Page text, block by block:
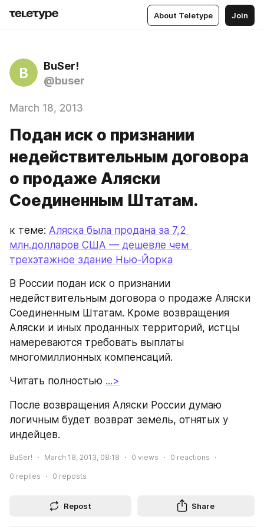
About Teletype Join
B
BuSer!
@buser
March 18, 2013
Подан иск о признании
недействительным договора
о продаже Аляски
Соединенным Штатам.
к теме: Аляска была продана за 7,2
млн.долларов США — дешевле чем
трехэтажное здание Нью-Йорка
В России подан иск о признании
недействительным договора о продаже Аляски
Соединенным Штатам. Кроме возвращения
Аляски и иных проданных территорий, истцы
намереваются требовать выплаты
многомиллионных компенсаций.
Читать полностью ...>
После возвращения Аляски России думаю
логичным будет возврат земель, отнятых у
индейцев.
BuSer! March 18, 2013, 08:18 0 views 0 reactions
0 replies 0 reposts
Repost Share